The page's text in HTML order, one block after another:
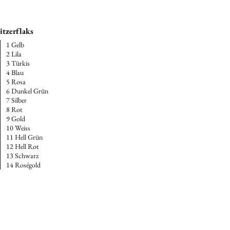
1 Gelb
2 Lila
3 Türkis
4 Blau
5 Rosa
6 Dunkel Grün
7 Silber
8 Rot
9 Gold
10 Weiss
11 Hell Grün
12 Hell Rot
13 Schwarz
14 Roségold